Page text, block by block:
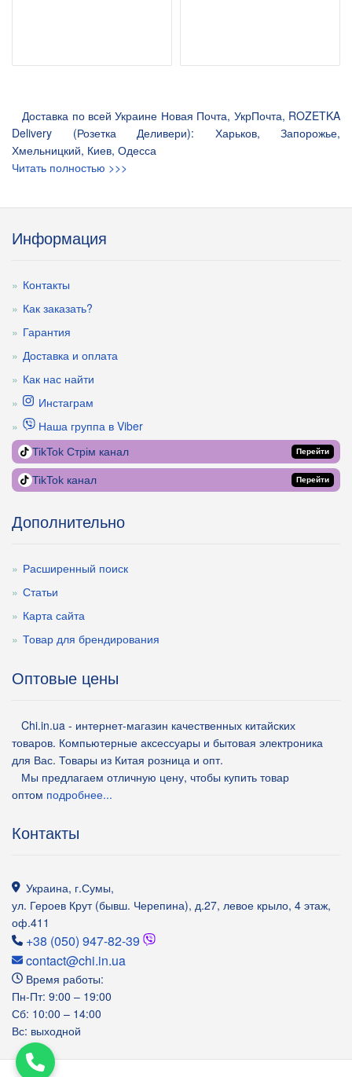
Доставка по всей Украине Новая Почта, УкрПочта, ROZETKA
Delivery (Розетка Деливери): Харьков, Запорожье,
Хмельницкий, Киев, Одесса
Читать полностью >>>
Информация
Контакты
Как заказать?
Гарантия
Доставка и оплата
Как нас найти
Инстаграм
Наша группа в Viber
TikTok Стрім канал Перейти
TikTok канал Перейти
Дополнительно
Расширенный поиск
Статьи
Карта сайта
Товар для брендирования
Оптовые цены
Chi.in.ua - интернет-магазин качественных китайских
товаров. Компьютерные аксессуары и бытовая электроника
для Вас. Товары из Китая розница и опт.
Мы предлагаем отличную цену, чтобы купить товар
оптом подробнее...
Контакты
Украина, г.Сумы,
ул. Героев Крут (бывш. Черепина), д.27, левое крыло, 4 этаж,
оф.411
+38 (050) 947-82-39
contact@chi.in.ua
Время работы:
Пн-Пт: 9:00 – 19:00
Сб: 10:00 – 14:00
Вс: выходной